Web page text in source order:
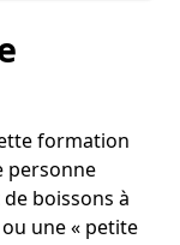
formation
personne
boissons à
une « petite